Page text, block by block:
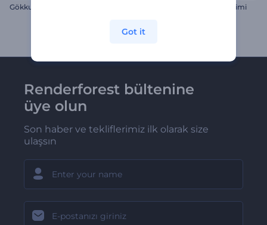
Gökkuşağı Pride İntro Alevli Patlama Logo Gösterimi
Renderforest bültenine
üye olun
Son haber ve tekliflerimiz ilk olarak size
ulaşsın
Got it